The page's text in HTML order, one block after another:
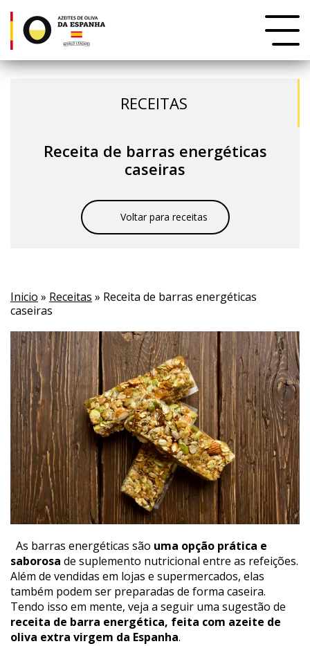
RECEITAS
Receita de barras energéticas
caseiras
Voltar para receitas
Inicio » Receitas » Receita de barras energéticas
caseiras
As barras energéticas são uma opção prática e
saborosa de suplemento nutricional entre as refeições.
Além de vendidas em lojas e supermercados, elas
também podem ser preparadas de forma caseira.
Tendo isso em mente, veja a seguir uma sugestão de
receita de barra energética, feita com azeite de
oliva extra virgem da Espanha.